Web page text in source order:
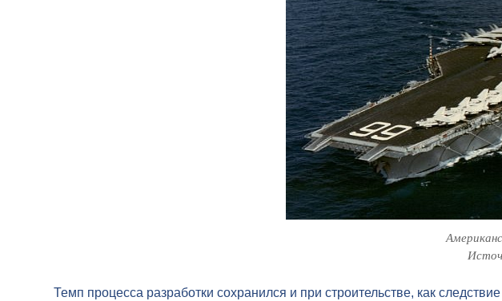
Темп процесса разработки сохранился и при строительстве, как